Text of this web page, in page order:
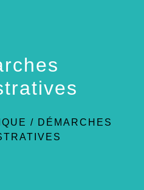
/ DÉMARCHES